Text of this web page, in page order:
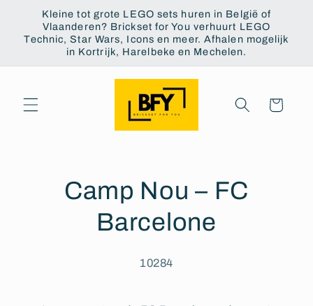
passer
contenu
Kleine tot grote LEGO sets huren in België of
Vlaanderen? Brickset for You verhuurt LEGO
Technic, Star Wars, Icons en meer. Afhalen mogelijk
in Kortrijk, Harelbeke en Mechelen.
Panier
Camp Nou – FC
Barcelone
10284